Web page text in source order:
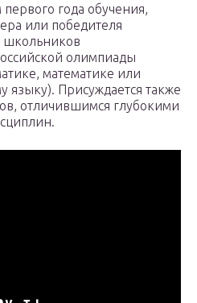
года обучения,
или победителя
школьников
олимпиады
математике или
языку). Присуждается также
отличившимся глубокими